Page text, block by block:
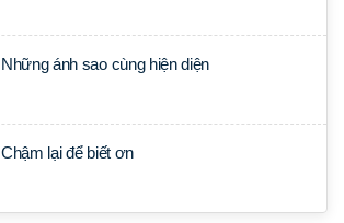
Những ánh sao cùng hiện diện
Chậm lại để biết ơn